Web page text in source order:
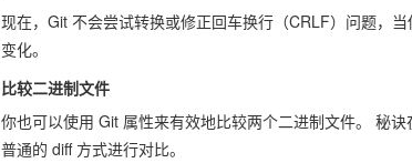
现在，Git 不会尝试转换或修正回车换行（CRLF）问题，
变化。
比较二进制文件
你也可以使用 Git 属性来有效地比较两个二进制文件。 秘
普通的 diff 方式进行对比。